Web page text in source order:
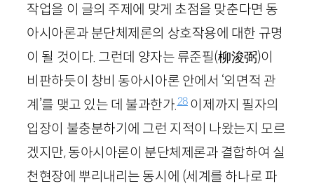
작업을 이 글의 주제에 맞게 초점을 맞춘다면 동
아시아론과 분단체제론의 상호작용에 대한 규명
이 될 것이다. 그런데 양자는 류준필(柳浚弼)이
비판하듯이 창비 동아시아론 안에서 ‘외면적 관
계’를 맺고 있는 데 불과한가.28이제까지 필자의
입장이 불충분하기에 그런 지적이 나왔는지 모르
겠지만, 동아시아론이 분단체제론과 결합하여 실
천현장에 뿌리내리는 동시에 (세계를 하나로 파